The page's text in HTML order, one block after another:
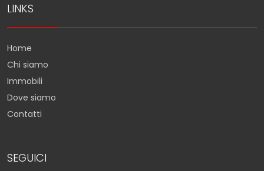
LINKS
Home
Chi siamo
Immobili
Dove siamo
Contatti
SEGUICI